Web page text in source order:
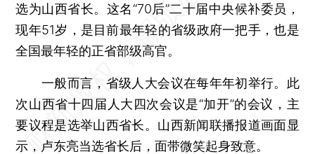
选为山西省长。这名“70后”二十届中央候补委员，
现年51岁，是目前最年轻的省级政府一把手，也是
全国最年轻的正省部级高官。
一般而言，省级人大会议在每年年初举行。此
次山西省十四届人大四次会议是“加开”的会议，主
要议程是选举山西省长。山西新闻联播报道画面显
示，卢东亮当选省长后，面带微笑起身致意。